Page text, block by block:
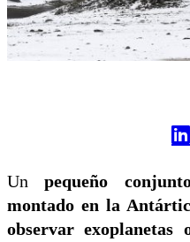
Unpequeño
montado en la
observar